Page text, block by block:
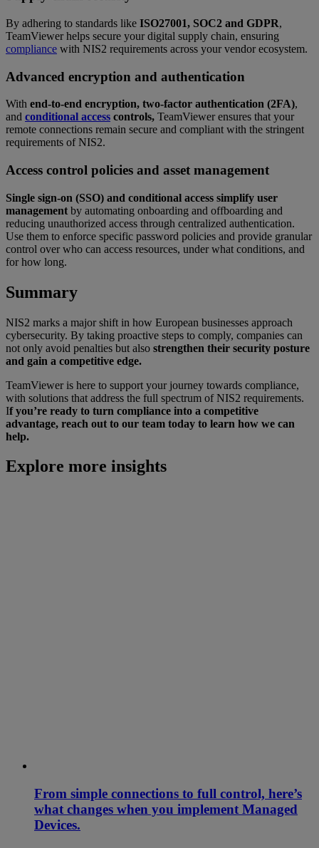
By adhering to standards like ISO27001, SOC2 and GDPR,
TeamViewer helps secure your digital supply chain, ensuring
compliance with NIS2 requirements across your vendor ecosystem.
Advanced encryption and authentication
With end-to-end encryption, two-factor authentication (2FA),
and conditional access controls, TeamViewer ensures that your
remote connections remain secure and compliant with the stringent
requirements of NIS2.
Access control policies and asset management
Single sign-on (SSO) and conditional access simplify user
management by automating onboarding and offboarding and
reducing unauthorized access through centralized authentication.
Use them to enforce specific password policies and provide granular
control over who can access resources, under what conditions, and
for how long.
Summary
NIS2 marks a major shift in how European businesses approach
cybersecurity. By taking proactive steps to comply, companies can
not only avoid penalties but also strengthen their security posture
and gain a competitive edge.
TeamViewer is here to support your journey towards compliance,
with solutions that address the full spectrum of NIS2 requirements.
If you’re ready to turn compliance into a competitive
advantage, reach out to our team today to learn how we can
help.
Explore more insights
From simple connections to full control, here’s
what changes when you implement Managed
Devices.